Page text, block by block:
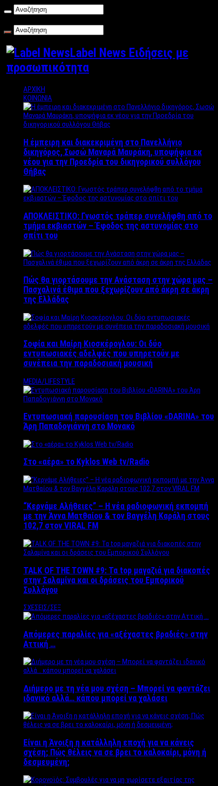
Label News Ειδήσεις με
προσωπικότητα
ΑΡΧΙΚΗ
ΚΟΙΝΩΝΙΑ
Η έμπειρη και διακεκριμένη στο Πανελλήνιο
δικηγόρος, Σωσώ Μαναρά Μαυράκη, υποψήφια εκ
νέου για την Προεδρία του δικηγορικού συλλόγου
Θήβας
ΑΠΟΚΛΕΙΣΤΙΚΟ: Γνωστός τράπερ συνελήφθη από το
τμήμα εκβιαστών – Έφοδος της αστυνομίας στο
σπίτι του
Πώς θα γιορτάσουμε την Ανάσταση στην χώρα μας –
Πασχαλινά έθιμα που ξεχωρίζουν από άκρη σε άκρη
της Ελλάδας
Σοφία και Μαίρη Κιοσκέρογλου: Οι δύο
εντυπωσιακές αδελφές που υπηρετούν με
συνέπεια την παραδοσιακή μουσική
MEDIA/LIFESTYLE
Εντυπωσιακή παρουσίαση του Βιβλίου «DARINA» του
Άρη Παπαδογιάννη στο Μονακό
Στο «αέρα» το Kyklos Web tv/Radio
“Kερνάμε Αλήθειες” – Η νέα ραδιοφωνική εκπομπή
με την Άννα Ματθαίου & τον Βαγγέλη Καράλη στους
102,7 στον VIRAL FM
TALK OF THE TOWN #9: Τα top μαγαζιά για διακοπές
στην Σαλαμίνα και οι δράσεις του Εμπορικού
Συλλόγου
ΣΧΕΣΕΙΣ/ΣΕΞ
Απόμερες παραλίες για «αξέχαστες βραδιές» στην
Αττική …
Διήμερο με τη νέα μου σχέση – Μπορεί να φαντάζει
ιδανικό αλλά… κάπου μπορεί να χαλάσει
Είναι η Άνοιξη η κατάλληλη εποχή για να κάνεις
σχέση; Πώς θέλεις να σε βρει το καλοκαίρι, μόνη ή
δεσμευμένη;